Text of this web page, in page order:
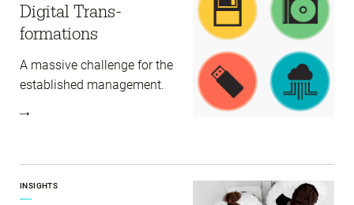
Digital Trans­
formations
A massive challenge for the
established management.
INSIGHTS